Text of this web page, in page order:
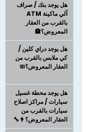
هل يوجد بنك / صراف
آلي ماكينة ATM
بالقرب من العقار
المعروض؟🏦
هل يوجد دراي كلين /
كي ملابس بالقرب من
العقار المعروض؟🧼
هل يوجد محطة غسيل
سيارات / مراكز اصلاح
سيارات بالقرب من
العقار المعروض؟👨‍🔧